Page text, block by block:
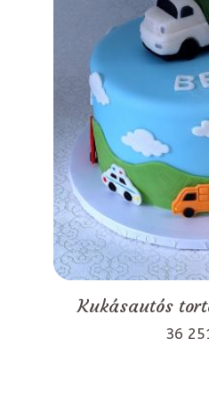
Kukásautós
36